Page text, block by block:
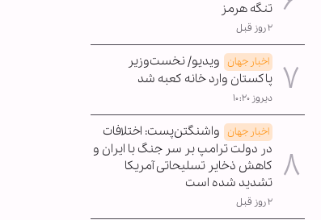
تنگه هرمز
۲ روز قبل
اخبار جهان ویدیو/ نخست‌وزیر
پاکستان وارد خانه کعبه شد
دیروز ۱۰:۲۰
اخبار جهان واشنگتن‌پست: اختلافات
در دولت ترامپ بر سر جنگ با ایران و
کاهش ذخایر تسلیحاتی آمریکا
تشدید شده است
۲ روز قبل